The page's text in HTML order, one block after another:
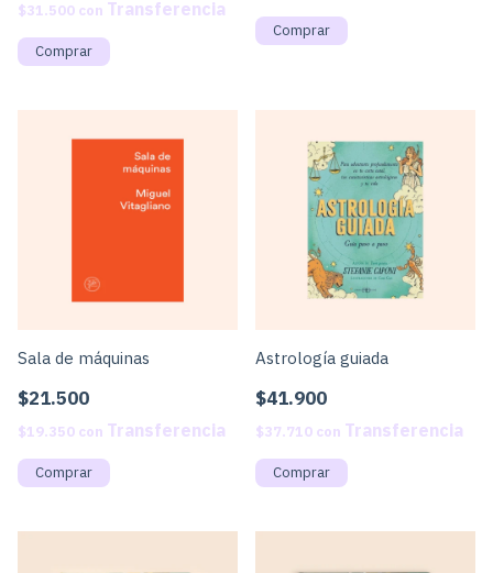
$31.500 con
Sala de máquinas
$21.500
$19.350 con
Astrología guiada
$41.900
$37.710 con